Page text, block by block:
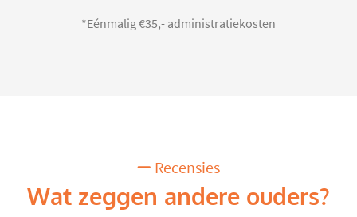
*Eénmalig €35,- administratiekosten
Recensies
Wat zeggen andere ouders?